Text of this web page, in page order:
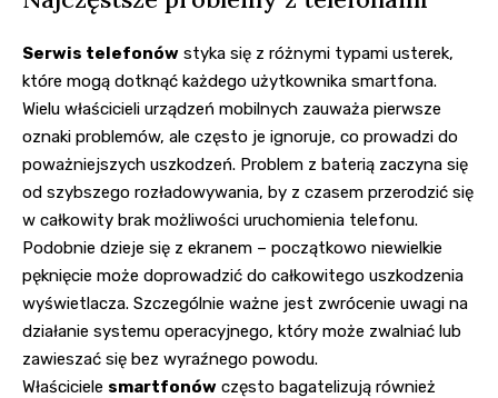
Serwis telefonów styka się z różnymi typami usterek,
które mogą dotknąć każdego użytkownika smartfona.
Wielu właścicieli urządzeń mobilnych zauważa pierwsze
oznaki problemów, ale często je ignoruje, co prowadzi do
poważniejszych uszkodzeń. Problem z baterią zaczyna się
od szybszego rozładowywania, by z czasem przerodzić się
w całkowity brak możliwości uruchomienia telefonu.
Podobnie dzieje się z ekranem – początkowo niewielkie
pęknięcie może doprowadzić do całkowitego uszkodzenia
wyświetlacza. Szczególnie ważne jest zwrócenie uwagi na
działanie systemu operacyjnego, który może zwalniać lub
zawieszać się bez wyraźnego powodu.
Właściciele smartfonów często bagatelizują również